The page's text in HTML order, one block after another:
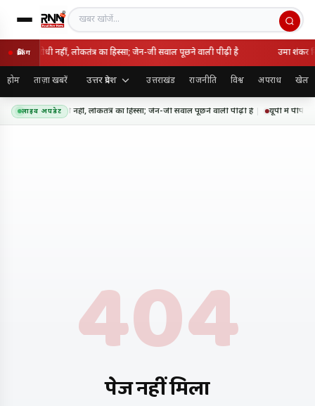
खबर खोजें
ब्रेकिंग
राष्ट्रविरोधी नहीं, लोकतंत्र का हिस्सा; जेन-जी सवाल पूछने वाली पीढ़ी है उमा शंकर
होम ताज़ा खबरें उत्तर प्रदेश उत्तराखंड राजनीति विश्व अपराध खेल
लाइव अपडेट
आंदोलन राष्ट्रविरोधी नहीं, लोकतंत्र का हिस्सा; जेन-जी सवाल पूछने वाली पीढ़ी है यूपी में
404
पेज नहीं मिला